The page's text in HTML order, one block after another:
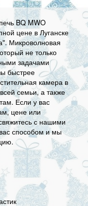
BQ MWO
цене в Луганске
Микроволновая
не только
задачами
быстрее
камера в
семьи, а также
Если у вас
цене или
с нашими
способом и мы